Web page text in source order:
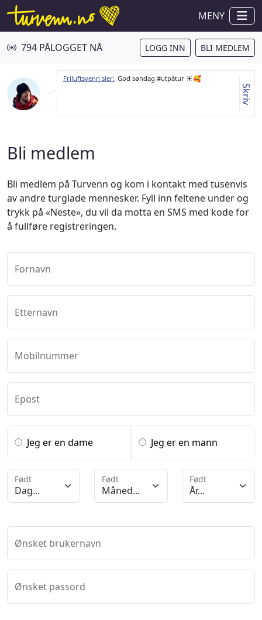
MENY
794 PÅLOGGET NÅ LOGG INN BLI MEDLEM
Friluftsvenn sier: God søndag #utpåtur ☀️🥰
Skriv
Bli medlem
Bli medlem på Turvenn og kom i kontakt med tusenvis
av andre turglade mennesker. Fyll inn feltene under og
trykk på «Neste», du vil da motta en SMS med kode for
å fullføre registreringen.
Fornavn
Etternavn
Mobilnummer
Epost
Jeg er en dame Jeg er en mann
Født Født Født
Ønsket brukernavn
Ønsket passord